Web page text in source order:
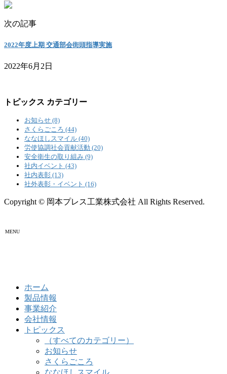
次の記事
2022年度上期 交通部会街頭指導実施
2022年6月2日
トピックス カテゴリー
お知らせ (8)
さくらごころ (44)
ななほしスマイル (40)
労使協調社会貢献活動 (20)
安全衛生の取り組み (9)
社内イベント (43)
社内表彰 (13)
社外表彰・イベント (16)
Copyright © 岡本プレス工業株式会社 All Rights Reserved.
MENU
ホーム
製品情報
事業紹介
会社情報
トピックス
（すべてのカテゴリー）
お知らせ
さくらごころ
ななほしスマイル